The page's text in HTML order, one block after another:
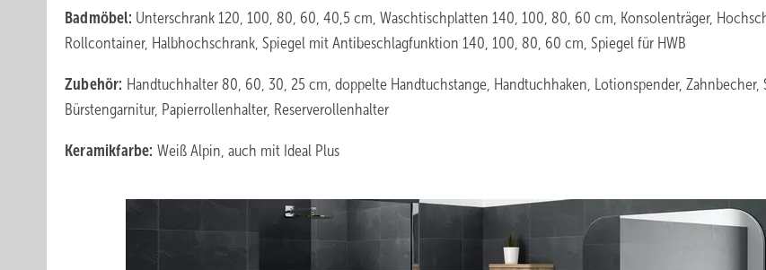
Badmöbel: Unterschrank 120, 100, 80, 60, 40,5 cm, Waschtischplatten 140, 100, 80, 60 cm, Konsolenträger,
Rollcontainer, Halbhochschrank, Spiegel mit Antibeschlagfunktion 140, 100, 80, 60 cm, Spiegel für HWB
Zubehör: Handtuchhalter 80, 60, 30, 25 cm, doppelte Handtuchstange, Handtuchhaken, Lotionspender, Zahnbecher,
Bürstengarnitur, Papierrollenhalter, Reserverollenhalter
Keramikfarbe: Weiß Alpin, auch mit Ideal Plus